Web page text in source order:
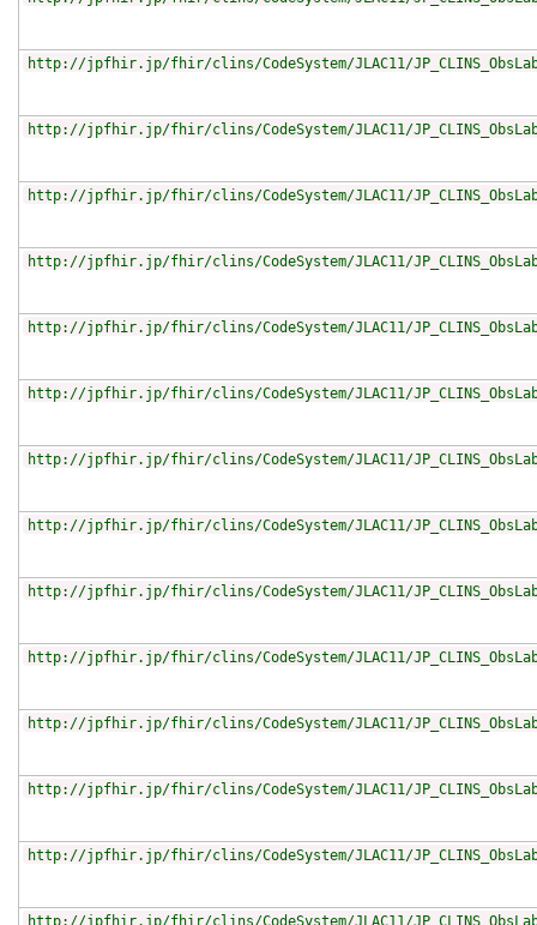
http://jpfhir.jp/fhir/clins/CodeSystem/JLAC11/
http://jpfhir.jp/fhir/clins/CodeSystem/JLAC11/
http://jpfhir.jp/fhir/clins/CodeSystem/JLAC11/
http://jpfhir.jp/fhir/clins/CodeSystem/JLAC11/
http://jpfhir.jp/fhir/clins/CodeSystem/JLAC11/
http://jpfhir.jp/fhir/clins/CodeSystem/JLAC11/
http://jpfhir.jp/fhir/clins/CodeSystem/JLAC11/
http://jpfhir.jp/fhir/clins/CodeSystem/JLAC11/
http://jpfhir.jp/fhir/clins/CodeSystem/JLAC11/
http://jpfhir.jp/fhir/clins/CodeSystem/JLAC11/
http://jpfhir.jp/fhir/clins/CodeSystem/JLAC11/
http://jpfhir.jp/fhir/clins/CodeSystem/JLAC11/
http://jpfhir.jp/fhir/clins/CodeSystem/JLAC11/